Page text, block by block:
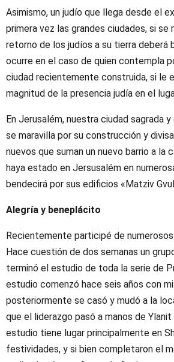
Asimismo, un judío que llega desde el
primera vez las grandes ciudades, si se
retorno de los judíos a su tierra deberá
ocurre en el caso de quien contempla
ciudad recientemente construida, si le
magnitud de la presencia judía en el
En Jerusalém, nuestra ciudad sagrada
se maravilla por su construcción y
nuevos que suman un nuevo barrio a la
haya estado en Jersusalém en
bendecirá por sus edificios «Matziv
Alegría y beneplácito
Recientemente participé de
Hace cuestión de dos semanas un
terminó el estudio de toda la serie de
estudio comenzó hace seis años con
posteriormente se casó y mudó a la
que el liderazgo pasó a manos de Ylanit
estudio tiene lugar principalmente en
festividades, y si bien completaron el